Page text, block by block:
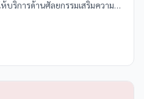
บริการด้านศัลยกรรมเสริมความ